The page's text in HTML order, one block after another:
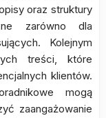
oraz struktury
zarówno dla
Kolejnym
treści, które
klientów.
mogą
zaangażowanie